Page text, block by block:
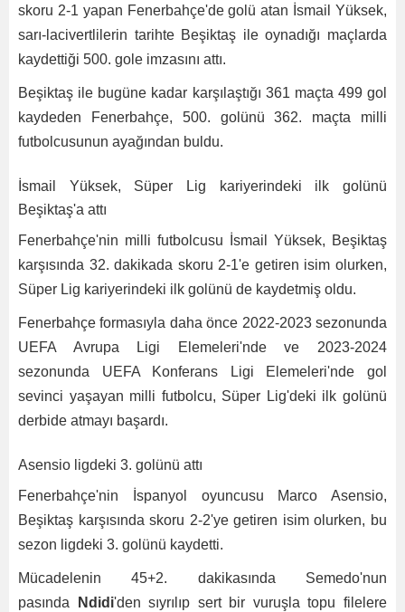
skoru 2-1 yapan Fenerbahçe'de golü atan İsmail Yüksek,
sarı-lacivertlilerin tarihte Beşiktaş ile oynadığı maçlarda
kaydettiği 500. gole imzasını attı.
Beşiktaş ile bugüne kadar karşılaştığı 361 maçta 499 gol
kaydeden Fenerbahçe, 500. golünü 362. maçta milli
futbolcusunun ayağından buldu.
İsmail Yüksek, Süper Lig kariyerindeki ilk golünü
Beşiktaş'a attı
Fenerbahçe'nin milli futbolcusu İsmail Yüksek, Beşiktaş
karşısında 32. dakikada skoru 2-1'e getiren isim olurken,
Süper Lig kariyerindeki ilk golünü de kaydetmiş oldu.
Fenerbahçe formasıyla daha önce 2022-2023 sezonunda
UEFA Avrupa Ligi Elemeleri'nde ve 2023-2024
sezonunda UEFA Konferans Ligi Elemeleri'nde gol
sevinci yaşayan milli futbolcu, Süper Lig'deki ilk golünü
derbide atmayı başardı.
Asensio ligdeki 3. golünü attı
Fenerbahçe'nin İspanyol oyuncusu Marco Asensio,
Beşiktaş karşısında skoru 2-2'ye getiren isim olurken, bu
sezon ligdeki 3. golünü kaydetti.
Mücadelenin 45+2. dakikasında Semedo'nun
pasında
Ndidi'den sıyrılıp sert bir vuruşla topu filelere